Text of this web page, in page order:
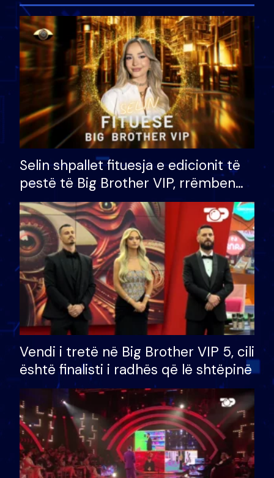
Selin shpallet fituesja e edicionit të
pestë të Big Brother VIP, rrëmben
çmimin e madh prej 100 mijë eurosh
Vendi i tretë në Big Brother VIP 5, cili
është finalisti i radhës që lë shtëpinë